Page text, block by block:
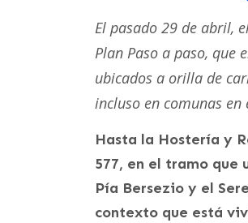
El pasado 29 de abril,
Plan Paso a paso, que
ubicados a orilla de
incluso en comunas en
Hasta la Hostería y
577, en el tramo que
Pía Bersezio y el
contexto que está